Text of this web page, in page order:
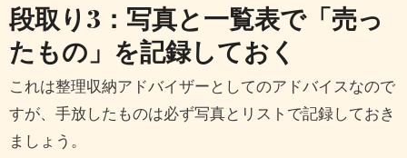
段取り3：写真と一覧表で「売っ
たもの」を記録しておく
これは整理収納アドバイザーとしてのアドバイスなので
すが、手放したものは必ず写真とリストで記録しておき
ましょう。